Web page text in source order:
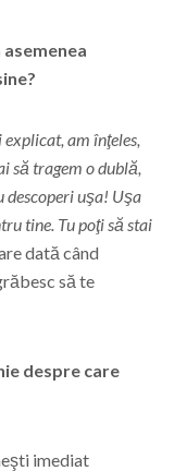
explicat, am înţeles,
să tragem o dublă,
descoperi uşa! Uşa
tine. Tu poţi să stai
dată când
să te
despre care
imediat